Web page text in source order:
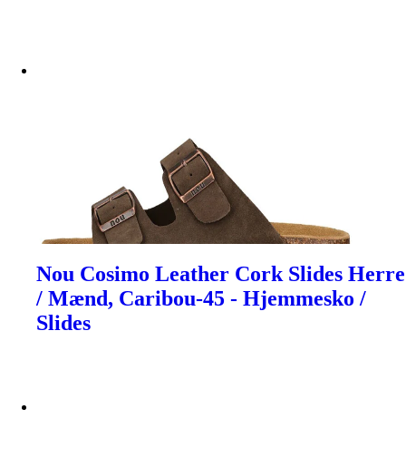
Nou Cosimo Leather Cork Slides Herre
/ Mænd, Caribou-45 - Hjemmesko /
Slides